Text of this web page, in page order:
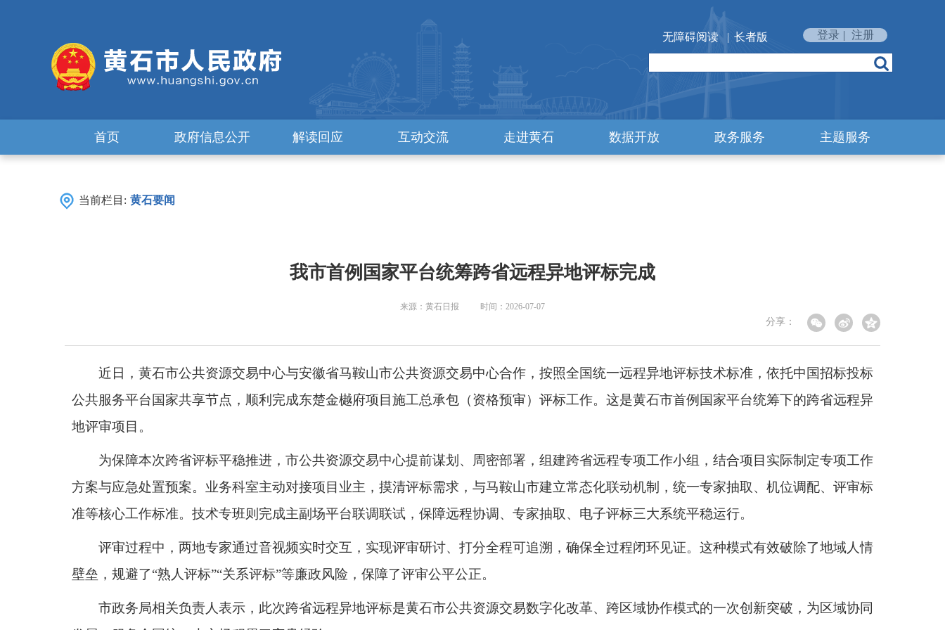
无障碍阅读 | 长者版 登录 | 注册
首页 政府信息公开 解读回应 互动交流 走进黄石 数据开放 政务服务 主题服务
当前栏目: 黄石要闻
我市首例国家平台统筹跨省远程异地评标完成
来源：黄石日报 时间：2026-07-07
分享：
近日，黄石市公共资源交易中心与安徽省马鞍山市公共资源交易中心合作，按照全国统一远程异地评标技术标准，依托中国招标投标
公共服务平台国家共享节点，顺利完成东楚金樾府项目施工总承包（资格预审）评标工作。这是黄石市首例国家平台统筹下的跨省远程异
地评审项目。
为保障本次跨省评标平稳推进，市公共资源交易中心提前谋划、周密部署，组建跨省远程专项工作小组，结合项目实际制定专项工作
方案与应急处置预案。业务科室主动对接项目业主，摸清评标需求，与马鞍山市建立常态化联动机制，统一专家抽取、机位调配、评审标
准等核心工作标准。技术专班则完成主副场平台联调联试，保障远程协调、专家抽取、电子评标三大系统平稳运行。
评审过程中，两地专家通过音视频实时交互，实现评审研讨、打分全程可追溯，确保全过程闭环见证。这种模式有效破除了地域人情
壁垒，规避了“熟人评标”“关系评标”等廉政风险，保障了评审公平公正。
市政务局相关负责人表示，此次跨省远程异地评标是黄石市公共资源交易数字化改革、跨区域协作模式的一次创新突破，为区域协同